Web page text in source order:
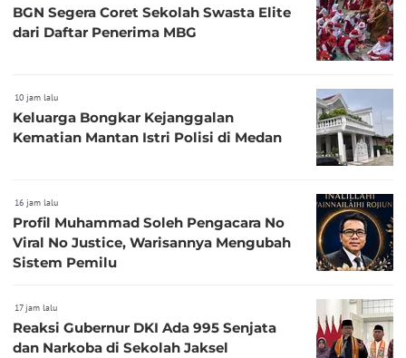
BGN Segera Coret Sekolah Swasta Elite
dari Daftar Penerima MBG
10 jam lalu
Keluarga Bongkar Kejanggalan
Kematian Mantan Istri Polisi di Medan
16 jam lalu
Profil Muhammad Soleh Pengacara No
Viral No Justice, Warisannya Mengubah
Sistem Pemilu
17 jam lalu
Reaksi Gubernur DKI Ada 995 Senjata
dan Narkoba di Sekolah Jaksel